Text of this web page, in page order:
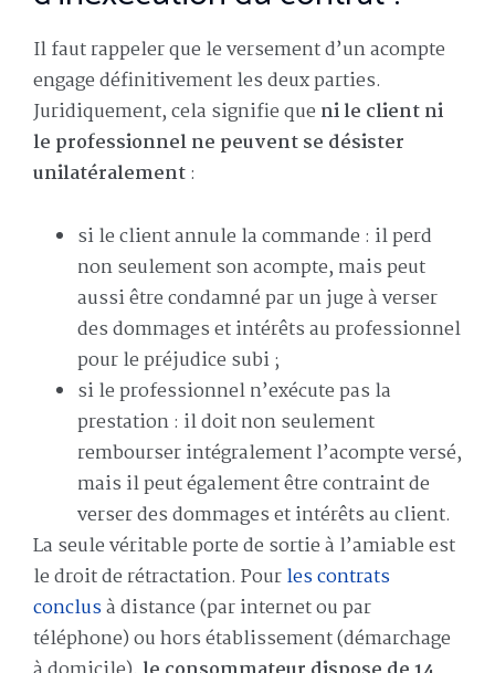
Il faut rappeler que le versement d’un acompte
engage définitivement les deux parties.
Juridiquement, cela signifie que ni le client ni
le professionnel ne peuvent se désister
unilatéralement:
si le client annule la commande : il perd
non seulement son acompte, mais peut
aussi être condamné par un juge à verser
des dommages et intérêts au professionnel
pour le préjudice subi ;
si le professionnel n’exécute pas la
prestation : il doit non seulement
rembourser intégralement l’acompte versé,
mais il peut également être contraint de
verser des dommages et intérêts au client.
La seule véritable porte de sortie à l’amiable est
le droit de rétractation. Pourles contrats
conclusà distance (par internet ou par
téléphone) ou hors établissement (démarchage